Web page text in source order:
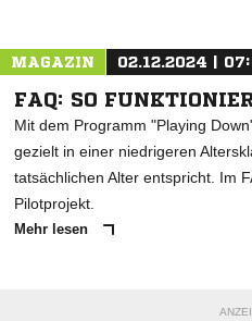
MAGAZIN 02.12.2024 |
FAQ: SO
Mit dem Programm "Playing
gezielt in einer niedrigeren
tatsächlichen Alter entspricht. Im
Pilotprojekt.
Mehr lesen